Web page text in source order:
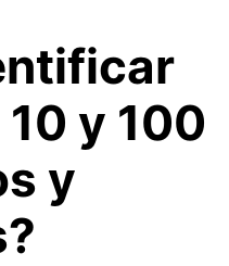
y 100
y